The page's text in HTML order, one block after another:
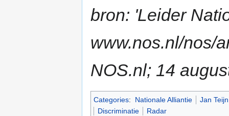
bron: 'Leider
www.nos.nl/nos/
NOS.nl; 14
Categories: Nationale Alliantie
Jan Teijn
Discriminatie
Radar